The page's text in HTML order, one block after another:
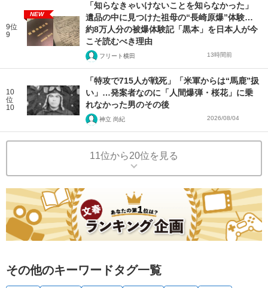
9位
9
NEW
「知らなきゃいけないことを知らなかった」
遺品の中に見つけた祖母の“長崎原爆”体験…
約8万人分の被爆体験記「黒本」を日本人が今
こそ読むべき理由
フリート横田 13時間前
10
位
10
「特攻で715人が戦死」「米軍からは“馬鹿”扱
い」…発案者なのに「人間爆弾・桜花」に乗
れなかった男のその後
神立 尚紀 2026/08/04
11位から20位を見る
その他のキーワードタグ一覧